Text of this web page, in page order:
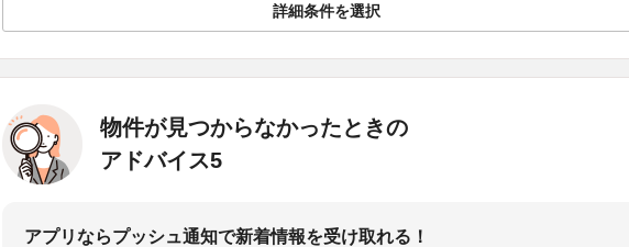
詳細条件を選択
物件が見つからなかったときの
アドバイス5
アプリならプッシュ通知で新着情報を受け取れる！